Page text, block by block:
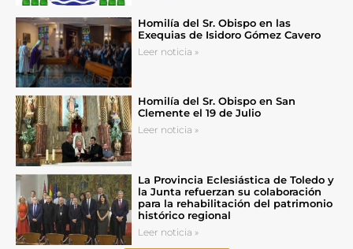
Homilía del Sr. Obispo en las
Exequias de Isidoro Gómez Cavero
Leer noticia »
Homilía del Sr. Obispo en San
Clemente el 19 de Julio
Leer noticia »
La Provincia Eclesiástica de Toledo y
la Junta refuerzan su colaboración
para la rehabilitación del patrimonio
histórico regional
Leer noticia »